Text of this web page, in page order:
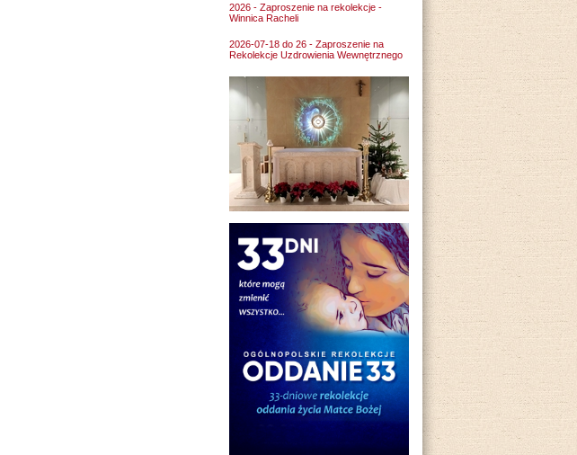
2026 - Zaproszenie na rekolekcje -
Winnica Racheli
2026-07-18 do 26 - Zaproszenie na
Rekolekcje Uzdrowienia Wewnętrznego